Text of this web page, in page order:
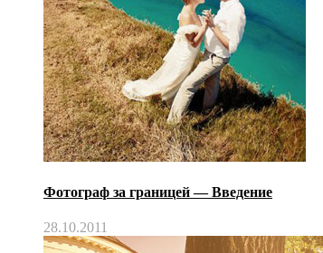
Фотограф за границей — Введение
28.10.2011